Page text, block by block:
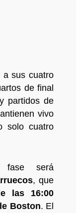
a sus cuatro
de final
partidos de
vivo
solo cuatro
será
, que
las 16:00
Boston. El